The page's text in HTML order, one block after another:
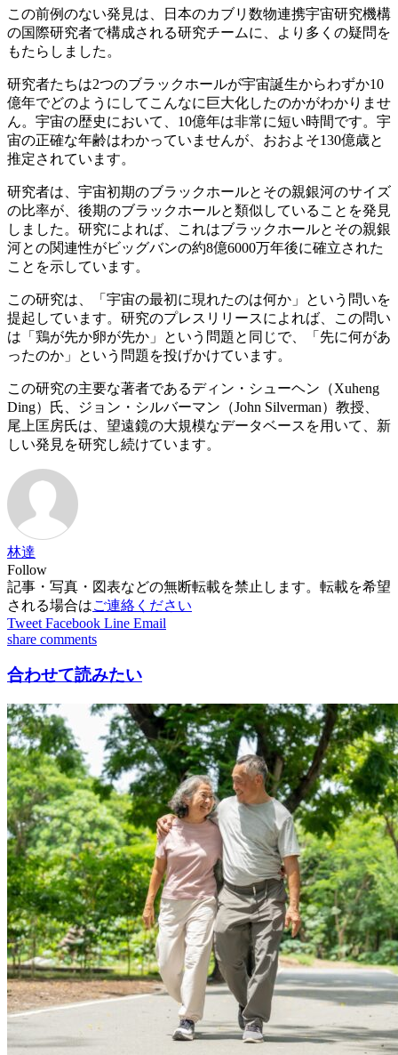
この前例のない発見は、日本のカブリ数物連携宇宙研究機構
の国際研究者で構成される研究チームに、より多くの疑問を
もたらしました。
研究者たちは2つのブラックホールが宇宙誕生からわずか10
億年でどのようにしてこんなに巨大化したのかがわかりませ
ん。宇宙の歴史において、10億年は非常に短い時間です。宇
宙の正確な年齢はわかっていませんが、おおよそ130億歳と
推定されています。
研究者は、宇宙初期のブラックホールとその親銀河のサイズ
の比率が、後期のブラックホールと類似していることを発見
しました。研究によれば、これはブラックホールとその親銀
河との関連性がビッグバンの約8億6000万年後に確立された
ことを示しています。
この研究は、「宇宙の最初に現れたのは何か」という問いを
提起しています。研究のプレスリリースによれば、この問い
は「鶏が先か卵が先か」という問題と同じで、「先に何があ
ったのか」という問題を投げかけています。
この研究の主要な著者であるディン・シューヘン（Xuheng
Ding）氏、ジョン・シルバーマン（John Silverman）教授、
尾上匡房氏は、望遠鏡の大規模なデータベースを用いて、新
しい発見を研究し続けています。
林達
Follow
記事・写真・図表などの無断転載を禁止します。転載を希望
される場合はご連絡ください
Tweet Facebook Line Email
share comments
合わせて読みたい